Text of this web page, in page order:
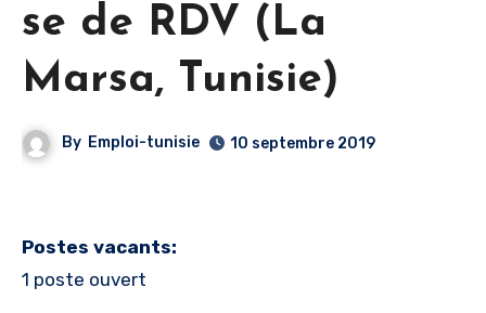
se de RDV (La
Marsa, Tunisie)
By Emploi-tunisie 10 septembre 2019
Postes vacants:
1 poste ouvert